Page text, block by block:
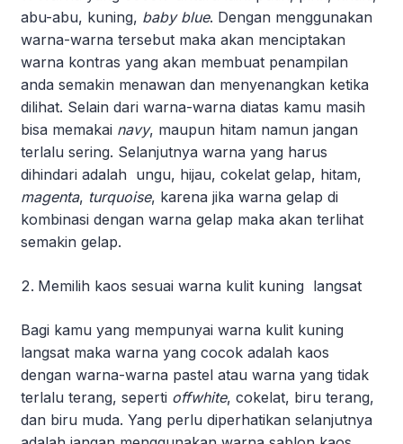
abu-abu, kuning, baby blue. Dengan menggunakan
warna-warna tersebut maka akan menciptakan
warna kontras yang akan membuat penampilan
anda semakin menawan dan menyenangkan ketika
dilihat. Selain dari warna-warna diatas kamu masih
bisa memakai navy, maupun hitam namun jangan
terlalu sering. Selanjutnya warna yang harus
dihindari adalah ungu, hijau, cokelat gelap, hitam,
magenta, turquoise, karena jika warna gelap di
kombinasi dengan warna gelap maka akan terlihat
semakin gelap.
Memilih kaos sesuai warna kulit kuning langsat
Bagi kamu yang mempunyai warna kulit kuning
langsat maka warna yang cocok adalah kaos
dengan warna-warna pastel atau warna yang tidak
terlalu terang, seperti offwhite, cokelat, biru terang,
dan biru muda. Yang perlu diperhatikan selanjutnya